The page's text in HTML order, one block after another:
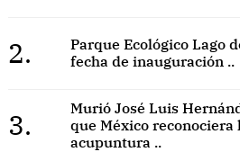
2.
Parque Ecológico Lago
fecha de inauguración ..
3.
Murió José Luis
que México reconociera
acupuntura ..